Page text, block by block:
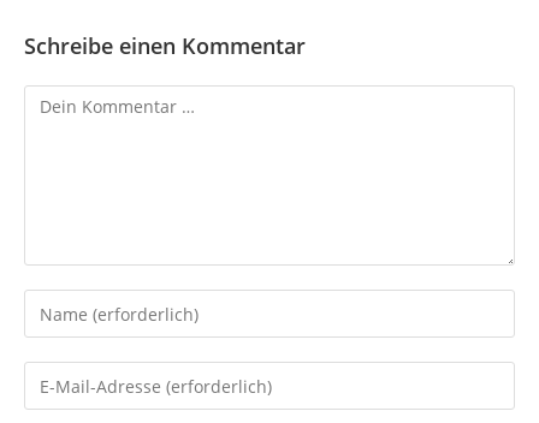
Schreibe einen Kommentar
Kommentar
Gib
deinen
Namen
oder
Gib
deine